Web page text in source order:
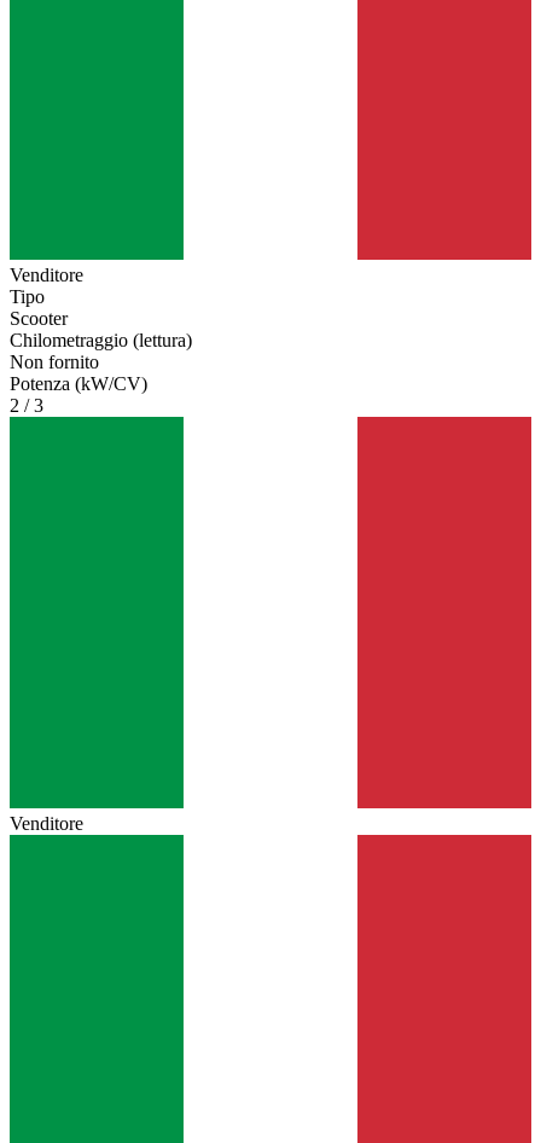
Venditore
Tipo
Scooter
Chilometraggio (lettura)
Non fornito
Potenza (kW/CV)
2 / 3
Venditore